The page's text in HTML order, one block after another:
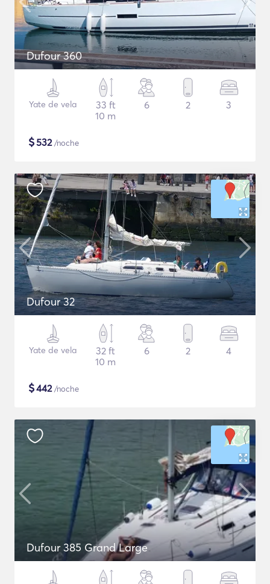
Dufour 360
Yate de vela
33 ft
10 m
6 2 3
$532/noche
Dufour 32
Yate de vela
32 ft
10 m
6 2 4
$442/noche
Dufour 385 Grand Large